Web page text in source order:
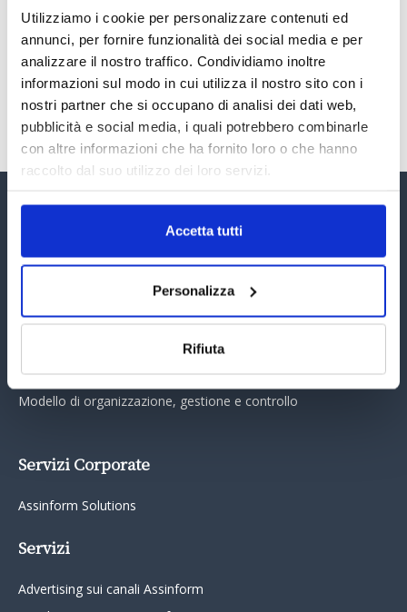
Utilizziamo i cookie per personalizzare contenuti ed
annunci, per fornire funzionalità dei social media e per
analizzare il nostro traffico. Condividiamo inoltre
informazioni sul modo in cui utilizza il nostro sito con i
nostri partner che si occupano di analisi dei dati web,
pubblicità e social media, i quali potrebbero combinarle
con altre informazioni che ha fornito loro o che hanno
raccolto dal suo utilizzo dei loro servizi.
Accetta tutti
Personalizza
Rifiuta
Chi siamo
Collabora con noi
Cookie Policy
Modello di organizzazione, gestione e controllo
Servizi Corporate
Assinform Solutions
Servizi
Advertising sui canali Assinform